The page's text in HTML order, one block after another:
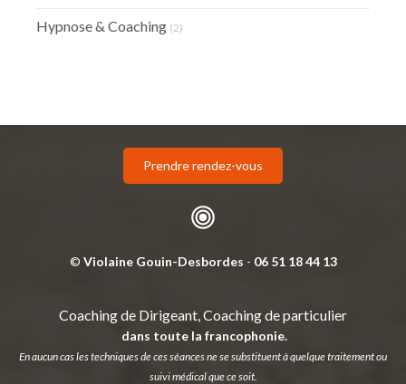
Hypnose & Coaching (2)
Prendre rendez-vous
© Violaine Gouin-Desbordes - 06 51 18 44 13
Coaching de Dirigeant, Coaching de particulier
dans toute la francophonie.
En aucun cas les techniques de ces séances ne se substituent à quelque traitement ou
suivi médical que ce soit.